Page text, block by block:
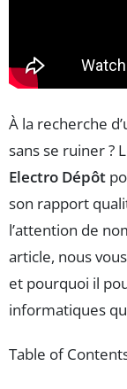
À la recherche
sans se ruiner ?
Electro Dépôt
son rapport
l’attention de
article, nous
et pourquoi il
informatiques
Table of